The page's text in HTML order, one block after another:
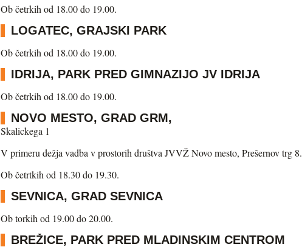
Ob četrkih od 18.00 do 19.00.
LOGATEC, GRAJSKI PARK
Ob četrkih od 18.00 do 19.00.
IDRIJA, PARK PRED GIMNAZIJO JV IDRIJA
Ob četrkih od 18.00 do 19.00.
NOVO MESTO, GRAD GRM,
Skalickega 1
V primeru dežja vadba v prostorih društva JVVŽ Novo mesto, Prešernov trg 8.
Ob četrtkih od 18.30 do 19.30.
SEVNICA, GRAD SEVNICA
Ob torkih od 19.00 do 20.00.
BREŽICE, PARK PRED MLADINSKIM CENTROM